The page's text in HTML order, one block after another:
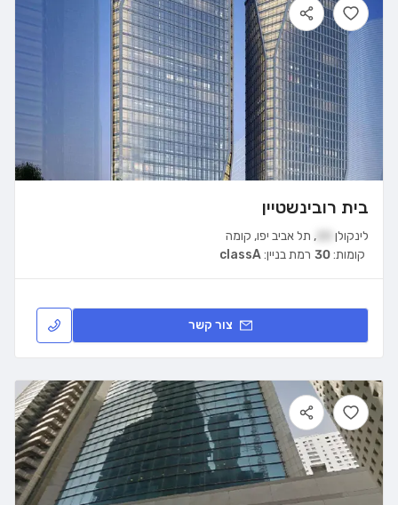
בית רובינשטיין
לינקולן , תל אביב יפו, קומה
רמת בניין:classA קומות:30
צור קשר